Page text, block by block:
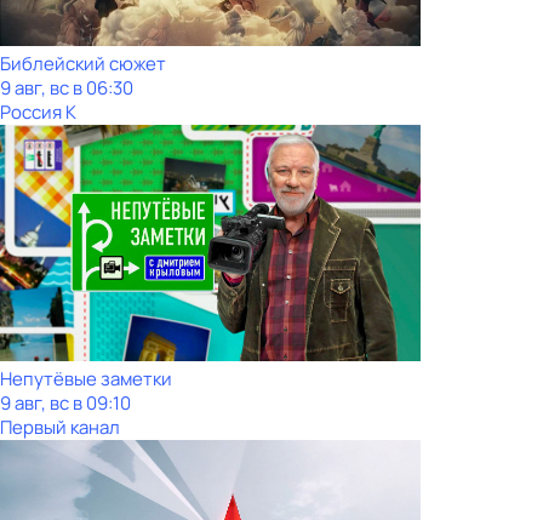
Библейский сюжет
9 авг, вс в 06:30
Россия К
Непутёвые заметки
9 авг, вс в 09:10
Первый канал